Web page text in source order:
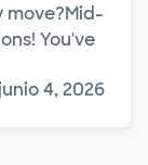
move?Mid-
You've
4, 2026